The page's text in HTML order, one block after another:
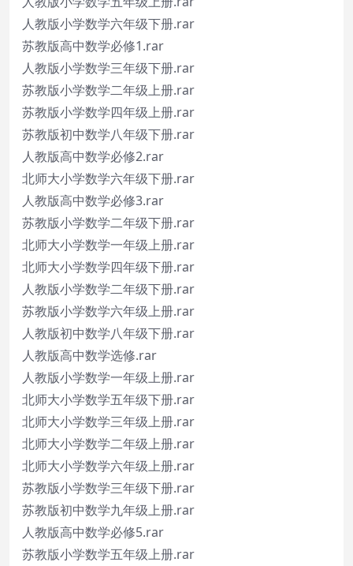
人教版小学数学六年级下册.rar
苏教版高中数学必修1.rar
人教版小学数学三年级下册.rar
苏教版小学数学二年级上册.rar
苏教版小学数学四年级上册.rar
苏教版初中数学八年级下册.rar
人教版高中数学必修2.rar
北师大小学数学六年级下册.rar
人教版高中数学必修3.rar
苏教版小学数学二年级下册.rar
北师大小学数学一年级上册.rar
北师大小学数学四年级下册.rar
人教版小学数学二年级下册.rar
苏教版小学数学六年级上册.rar
人教版初中数学八年级下册.rar
人教版高中数学选修.rar
人教版小学数学一年级上册.rar
北师大小学数学五年级下册.rar
北师大小学数学三年级上册.rar
北师大小学数学二年级上册.rar
北师大小学数学六年级上册.rar
苏教版小学数学三年级下册.rar
苏教版初中数学九年级上册.rar
人教版高中数学必修5.rar
苏教版小学数学五年级上册.rar